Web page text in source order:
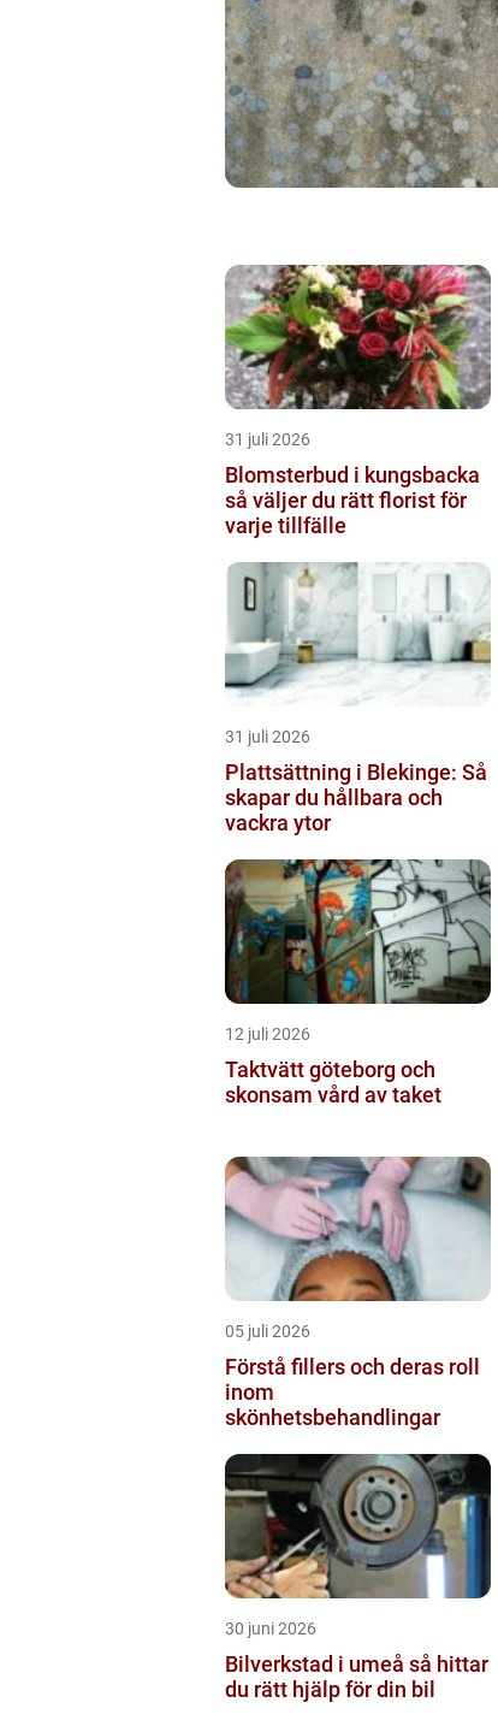
31 juli 2026
Blomsterbud i kungsbacka
så väljer du rätt florist för
varje tillfälle
31 juli 2026
Plattsättning i Blekinge: Så
skapar du hållbara och
vackra ytor
12 juli 2026
Taktvätt göteborg och
skonsam vård av taket
05 juli 2026
Förstå fillers och deras roll
inom
skönhetsbehandlingar
30 juni 2026
Bilverkstad i umeå så hittar
du rätt hjälp för din bil